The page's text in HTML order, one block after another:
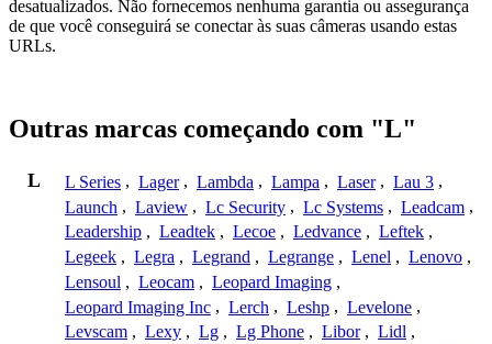
desatualizados. Não fornecemos nenhuma garantia ou assegurança
de que você conseguirá se conectar às suas câmeras usando estas
URLs.
Outras marcas começando com "L"
L L Series , Lager , Lambda , Lampa , Laser , Lau 3 ,
Launch , Laview , Lc Security , Lc Systems , Leadcam ,
Leadership , Leadtek , Lecoe , Ledvance , Leftek ,
Legeek , Legra , Legrand , Legrange , Lenel , Lenovo ,
Lensoul , Leocam , Leopard Imaging ,
Leopard Imaging Inc , Lerch , Leshp , Levelone ,
Levscam , Lexy , Lg , Lg Phone , Libor , Lidl ,